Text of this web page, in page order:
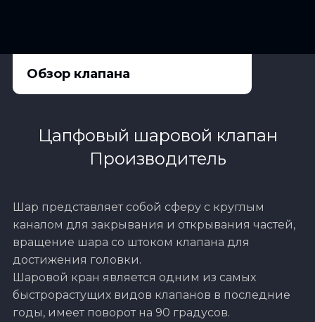
Цапфовый шаровой клапан
Производитель
Шар представляет собой сферу с круглым
каналом для закрывания и открывания частей,
вращение шара со штоком клапана для
достижения головки.
Шаровой кран является одним из самых
быстрорастущих видов клапанов в последние
годы, имеет поворот на 90 градусов.
Обзор клапана